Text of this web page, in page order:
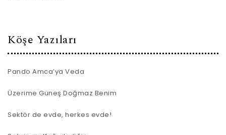
Köşe Yazıları
Pando Amca’ya Veda
Üzerime Güneş Doğmaz Benim
Sektör de evde, herkes evde!